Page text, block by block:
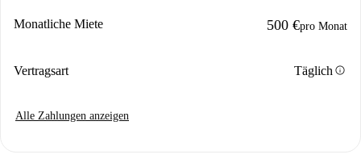
Monatliche Miete 500 €pro Monat
Vertragsart Täglich info
Alle Zahlungen anzeigen